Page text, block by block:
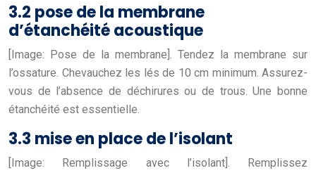
3.2 pose de la membrane
d’étanchéité acoustique
[Image: Pose de la membrane]. Tendez la membrane sur
l’ossature. Chevauchez les lés de 10 cm minimum. Assurez-
vous de l’absence de déchirures ou de trous. Une bonne
étanchéité est essentielle.
3.3 mise en place de l’isolant
[Image: Remplissage avec l’isolant]. Remplissez